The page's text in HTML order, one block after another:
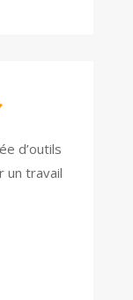
d’outils
un travail